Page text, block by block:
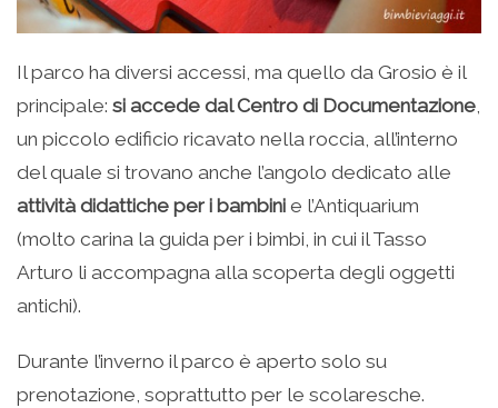
Il parco ha diversi accessi, ma quello da Grosio è il
principale: si accede dal Centro di Documentazione,
un piccolo edificio ricavato nella roccia, all’interno
del quale si trovano anche l’angolo dedicato alle
attività didattiche per i bambini e l’Antiquarium
(molto carina la guida per i bimbi, in cui il Tasso
Arturo li accompagna alla scoperta degli oggetti
antichi).
Durante l’inverno il parco è aperto solo su
prenotazione, soprattutto per le scolaresche.